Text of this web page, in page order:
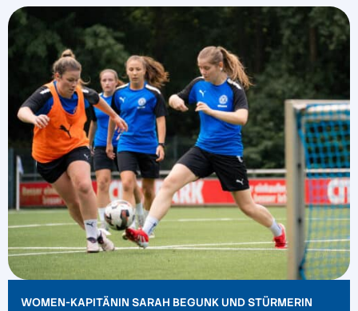
WOMEN-KAPITÄNIN SARAH BEGUNK UND STÜRMERIN